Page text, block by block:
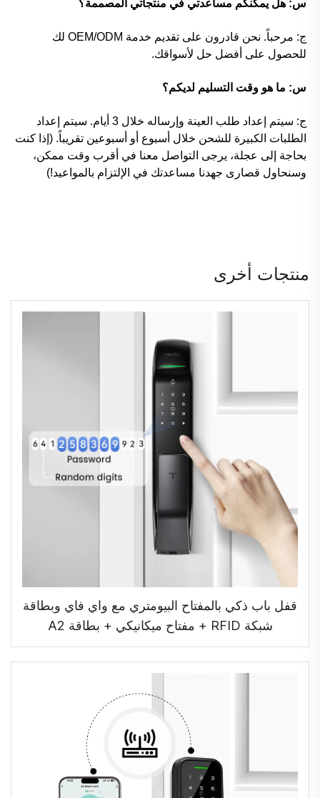
س: هل يمكنكم مساعدتي في منتجاتي المصممة؟
ج: مرحباً. نحن قادرون على تقديم خدمة OEM/ODM لك
للحصول على أفضل حل لأسواقك.
س: ما هو وقت التسليم لديكم؟
ج: سيتم إعداد طلب العينة وإرساله خلال 3 أيام. سيتم إعداد
الطلبات الكبيرة للشحن خلال أسبوع أو أسبوعين تقريباً. (إذا كنت
بحاجة إلى عجلة، يرجى التواصل معنا في أقرب وقت ممكن،
وسنحاول قصارى جهدنا مساعدتك في الإلتزام بالمواعيد!)
منتجات أخرى
قفل باب ذكي بالمفتاح البيومتري مع واي فاي وبطاقة
شبكة RFID + مفتاح ميكانيكي + بطاقة A2